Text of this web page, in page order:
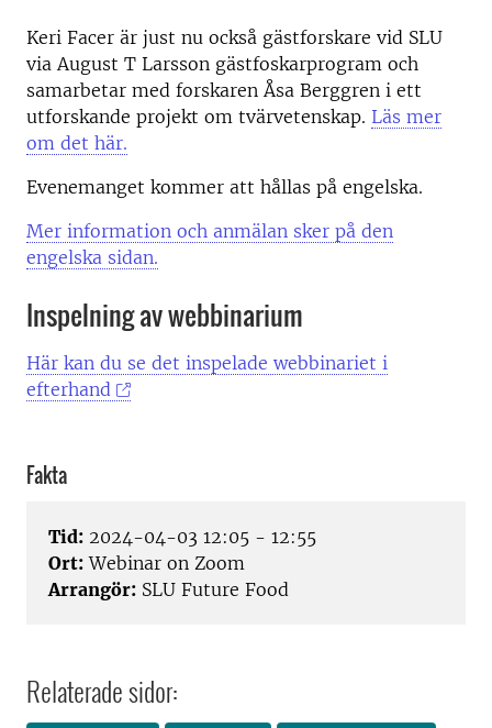
Keri Facer är just nu också gästforskare vid SLU
via August T Larsson gästfoskarprogram och
samarbetar med forskaren Åsa Berggren i ett
utforskande projekt om tvärvetenskap. Läs mer
om det här.
Evenemanget kommer att hållas på engelska.
Mer information och anmälan sker på den
engelska sidan.
Inspelning av webbinarium
Här kan du se det inspelade webbinariet i
efterhand
Fakta
Tid: 2024-04-03 12:05 - 12:55
Ort: Webinar on Zoom
Arrangör: SLU Future Food
Relaterade sidor: